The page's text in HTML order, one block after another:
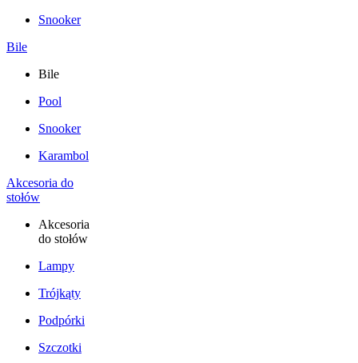
Snooker
Bile
Bile
Pool
Snooker
Karambol
Akcesoria do
stołów
Akcesoria
do stołów
Lampy
Trójkąty
Podpórki
Szczotki